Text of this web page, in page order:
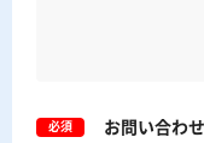
必須
お問い合わ